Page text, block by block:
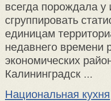
всегда порождала
сгруппировать
единицам
недавнего времени
экономических
Калининградск ...
Национальная кухня